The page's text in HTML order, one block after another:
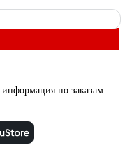
по заказам